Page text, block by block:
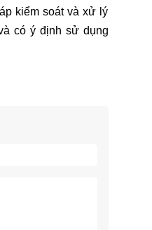
kiểm soát và xử lý
có ý định sử dụng